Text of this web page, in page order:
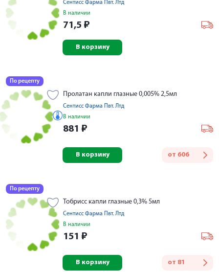
Сентисс Фарма Пвт. Лтд
В наличии
71,5 ₽
В корзину
По рецепту
Пролатан капли глазные 0,005% 2,5мл
Сентисс Фарма Пвт. Лтд
В наличии
881 ₽
от 606
В корзину
По рецепту
Тобрисс капли глазные 0,3% 5мл
Сентисс Фарма Пвт. Лтд
В наличии
151 ₽
от 81
В корзину